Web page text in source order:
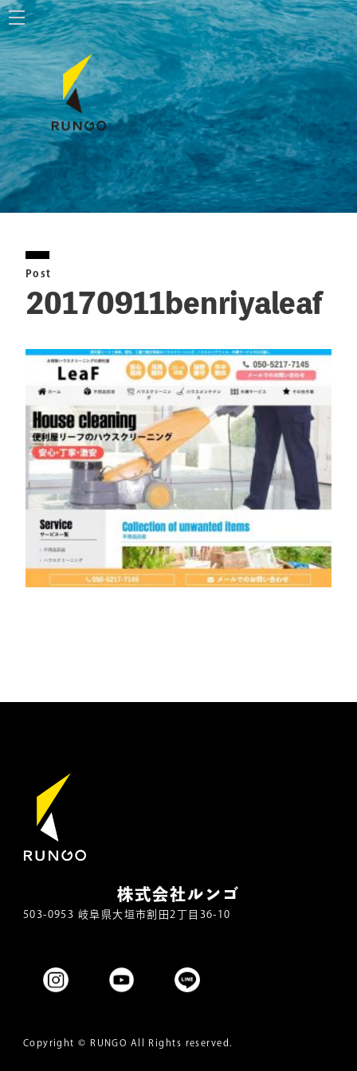
ホーム
株式会社ルンゴ
事業内容
お知らせ
Post
20170911benriyaleaf
株式会社ルンゴ
503-0953 岐阜県大垣市割田2丁目36-10
Copyright © RUNGO All Rights reserved.